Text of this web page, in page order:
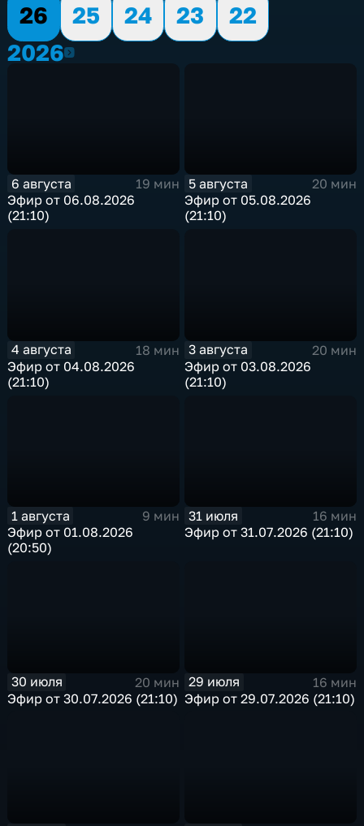
26
25 24 23
22
20262026
6 августа
19 мин
Эфир от 06.08.2026
(21:10)
5 августа
20 мин
Эфир от 05.08.2026
(21:10)
4 августа
18 мин
Эфир от 04.08.2026
(21:10)
3 августа
20 мин
Эфир от 03.08.2026
(21:10)
1 августа
9 мин
Эфир от 01.08.2026
(20:50)
31 июля
16 мин
Эфир от 31.07.2026 (21:10)
30 июля
20 мин
Эфир от 30.07.2026 (21:10)
29 июля
16 мин
Эфир от 29.07.2026 (21:10)